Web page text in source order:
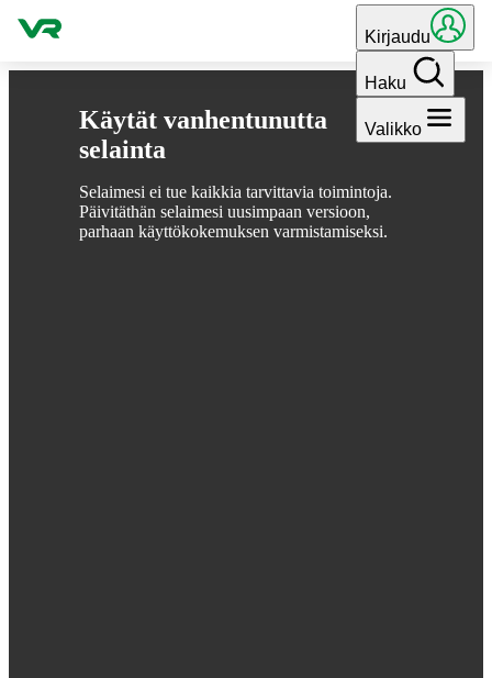
Käytät vanhentunutta
selainta
Selaimesi ei tue kaikkia tarvittavia toimintoja.
Päivitäthän selaimesi uusimpaan versioon,
parhaan käyttökokemuksen varmistamiseksi.
Hyppää sisältöön
Kirjaudu
Haku
Valikko